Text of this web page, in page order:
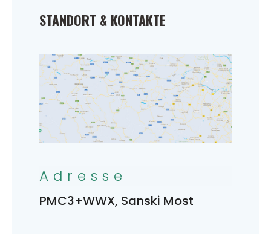
STANDORT & KONTAKTE
Adresse
PMC3+WWX, Sanski Most